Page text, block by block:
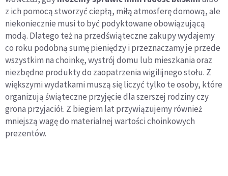
z ich pomocą stworzyć ciepłą, miłą atmosferę domową, ale
niekoniecznie musi to być podyktowane obowiązującą
modą. Dlatego też na przedświąteczne zakupy wydajemy
co roku podobną sumę pieniędzy i przeznaczamy je przede
wszystkim na choinkę, wystrój domu lub mieszkania oraz
niezbędne produkty do zaopatrzenia wigilijnego stołu. Z
większymi wydatkami muszą się liczyć tylko te osoby, które
organizują świąteczne przyjęcie dla szerszej rodziny czy
grona przyjaciół. Z biegiem lat przywiązujemy również
mniejszą wagę do materialnej wartości choinkowych
prezentów.